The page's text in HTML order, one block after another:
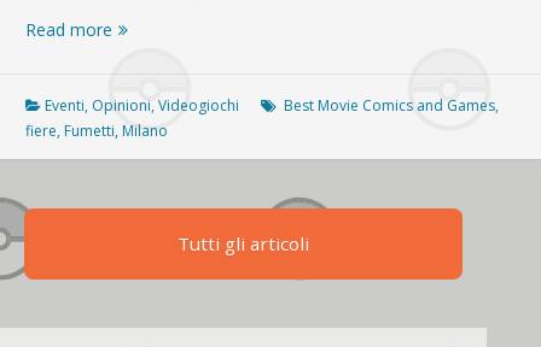
Read more Johto
al
Best
Movie
Comics
Games
Eventi, Opinioni,Videogiochi Best Movie Comics and Games,
fiere, Fumetti, Milano
Tutti gli articoli